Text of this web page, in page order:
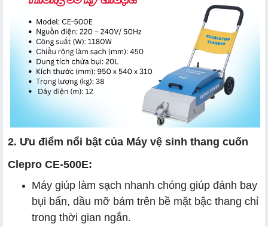
2. Ưu điểm nổi bật của Máy vệ sinh thang cuốn
Clepro CE-500E:
Máy giúp làm sạch nhanh chóng giúp đánh bay
bụi bẩn, dầu mỡ bám trên bề mặt bậc thang chỉ
trong thời gian ngắn.